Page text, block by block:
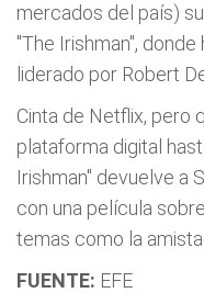
mercados del país)
"The Irishman",
liderado por Robert
Cinta de Netflix, pero
plataforma digital
Irishman" devuelve a
con una película
temas como la
FUENTE: EFE